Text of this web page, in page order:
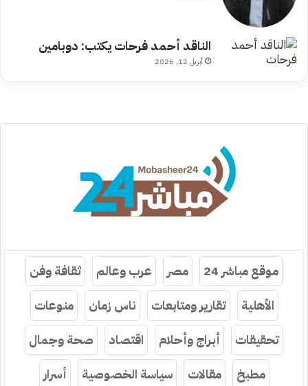
الناقد أحمد فرحات يكتب: دوبامين
أبريل 12, 2026
موقع مباشر 24 مصر عرب وعالم
ثقافة وفن
الأهلية
تقارير ومتابعات ناس زمان
منوعات
تحقيقات
أبراج وأحلام اقتصاد
صحة وجمال
مطبخ
مقالات سياسة الخصوصية أسرار